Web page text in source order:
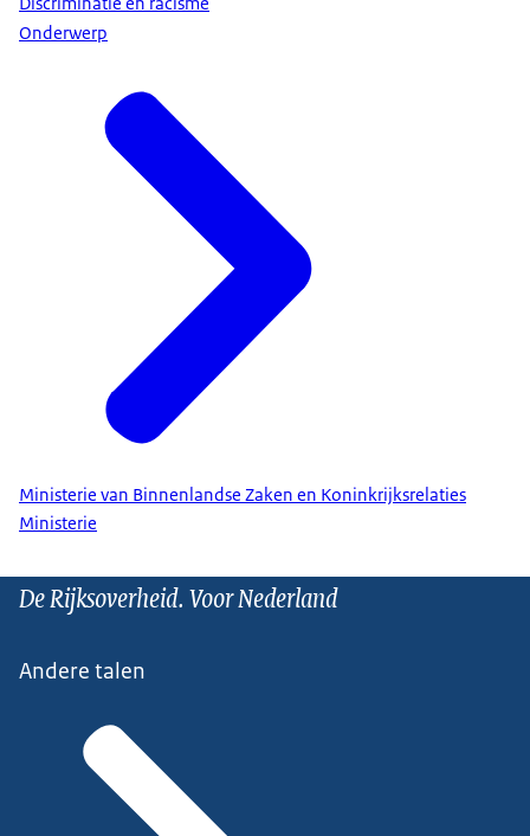
Onderwerp
Ministerie van Binnenlandse Zaken en Koninkrijksrelaties
Ministerie
De Rijksoverheid. Voor Nederland
Andere talen